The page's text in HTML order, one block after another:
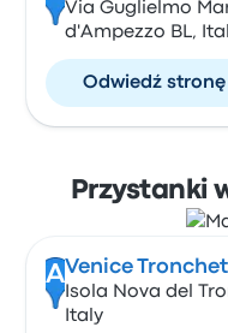
Via Guglielmo
d'Ampezzo BL,
Odwiedź stronę
Przystanki
AVenice
Isola Nova del
Italy